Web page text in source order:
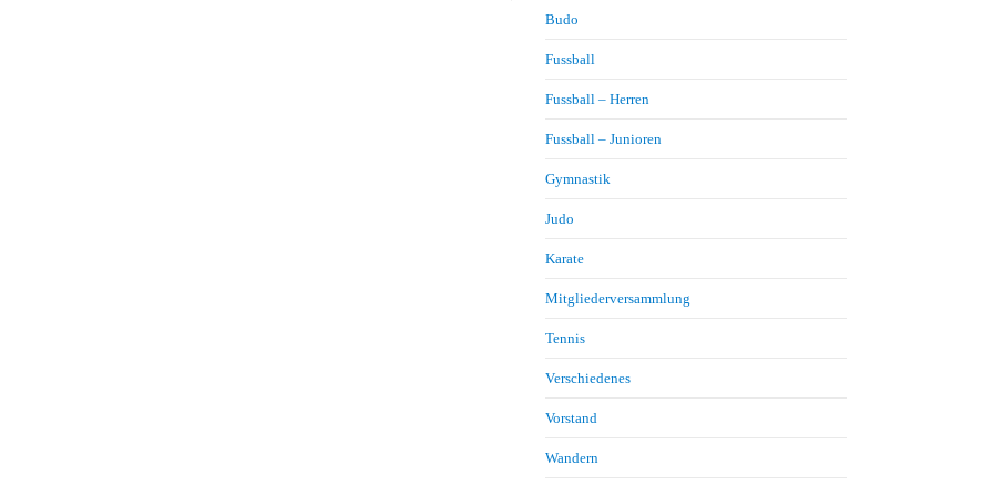
Budo
Fussball
Fussball – Herren
Fussball – Junioren
Gymnastik
Judo
Karate
Mitgliederversammlung
Tennis
Verschiedenes
Vorstand
Wandern